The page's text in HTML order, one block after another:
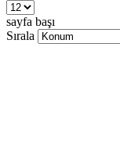
sayfa başı
Sırala